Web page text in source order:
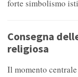
forte simbolismo
Consegna
religiosa
Il momento